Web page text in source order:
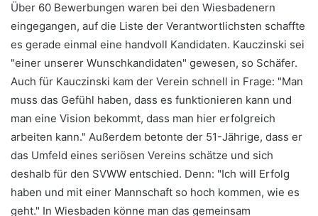
Über 60 Bewerbungen waren bei den Wiesbadenern
eingegangen, auf die Liste der Verantwortlichsten schaffte
es gerade einmal eine handvoll Kandidaten. Kauczinski sei
"einer unserer Wunschkandidaten" gewesen, so Schäfer.
Auch für Kauczinski kam der Verein schnell in Frage: "Man
muss das Gefühl haben, dass es funktionieren kann und
man eine Vision bekommt, dass man hier erfolgreich
arbeiten kann." Außerdem betonte der 51-Jährige, dass er
das Umfeld eines seriösen Vereins schätze und sich
deshalb für den SVWW entschied. Denn: "Ich will Erfolg
haben und mit einer Mannschaft so hoch kommen, wie es
geht." In Wiesbaden könne man das gemeinsam